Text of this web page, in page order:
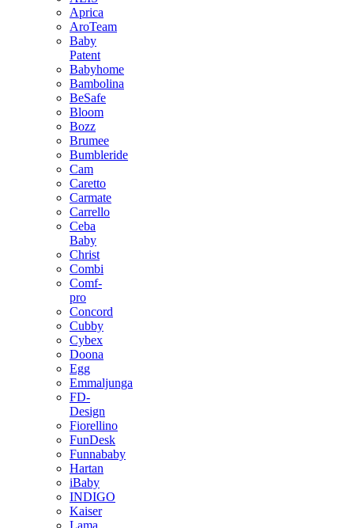
Aprica
AroTeam
Baby
Patent
Babyhome
Bambolina
BeSafe
Bloom
Bozz
Brumee
Bumbleride
Cam
Caretto
Carmate
Carrello
Ceba
Baby
Christ
Combi
Comf-
pro
Concord
Cubby
Cybex
Doona
Egg
Emmaljunga
FD-
Design
Fiorellino
FunDesk
Funnababy
Hartan
iBaby
INDIGO
Kaiser
Lama